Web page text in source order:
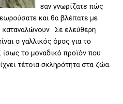
εαν γνωρίζατε πώς
και θα βλέπατε με
καταναλώνουν. Σε ελεύθερη
ο γαλλικός όρος για το
το μοναδικό προϊόν που
τέτοια σκληρότητα στα ζώα.